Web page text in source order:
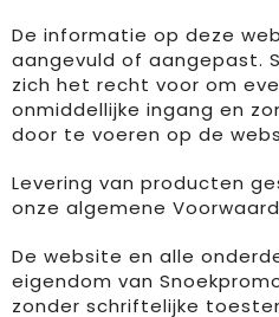
Tassen
Hoteltextiel
Jassen
Kledingaccessoires
Ondergoed en Sokken
Overalls
Overhemden
Jassen
Kledingaccessoires
Ondergoed, Sokken en
Overhemden
Peuters en Baby's
Polo's
Golftassen
Goodiebags
Heuptassen
Jute tassen
Katoenen draagtassen
Kledingtassen
Bagageriemen
Handdoeken en
Kleden
Dekens
Speelkaarten
Memo's
De informatie op deze
aangevuld of aangepast.
zich het recht voor om
onmiddellijke ingang en
door te voeren op de
Levering van producten
onze algemene
De website en alle
eigendom van
zonder schriftelijke